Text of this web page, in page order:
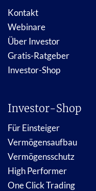
Kontakt
Webinare
Über Investor
Gratis-Ratgeber
Investor-Shop
Investor-Shop
Für Einsteiger
Vermögensaufbau
Vermögensschutz
High Performer
One Click Trading